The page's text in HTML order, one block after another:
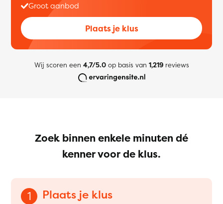
Groot aanbod
Plaats je klus
Wij scoren een 4,7/5.0op basis van 1,219reviews
Zoek binnen enkele minuten dé
kenner voor de klus.
1 Plaats je klus